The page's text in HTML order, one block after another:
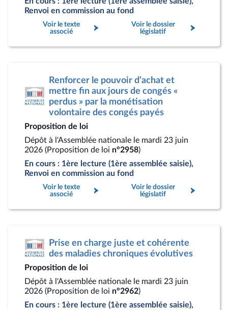
Renvoi en commission au fond
Voir le texte
associé
Voir le dossier
législatif
Renforcer le pouvoir d’achat et
mettre fin aux jours de congés «
perdus » par la monétisation
volontaire des congés payés
Proposition de loi
Dépôt à l'Assemblée nationale le mardi 23 juin
2026 (Proposition de loi n°2958)
En cours : 1ère lecture (1ère assemblée saisie),
Renvoi en commission au fond
Voir le texte
associé
Voir le dossier
législatif
Prise en charge juste et cohérente
des maladies chroniques évolutives
Proposition de loi
Dépôt à l'Assemblée nationale le mardi 23 juin
2026 (Proposition de loi n°2962)
En cours : 1ère lecture (1ère assemblée saisie),